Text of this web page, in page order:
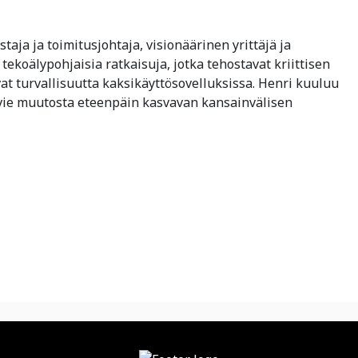
ja toimitusjohtaja, visionäärinen yrittäjä ja
ratkaisuja, jotka tehostavat kriittisen
turvallisuutta kaksikäyttösovelluksissa. Henri kuuluu
muutosta eteenpäin kasvavan kansainvälisen